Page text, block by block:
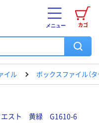
カゴ
メニュー
イル ボックスファイル（タ
エスト 黄緑 G1610-6